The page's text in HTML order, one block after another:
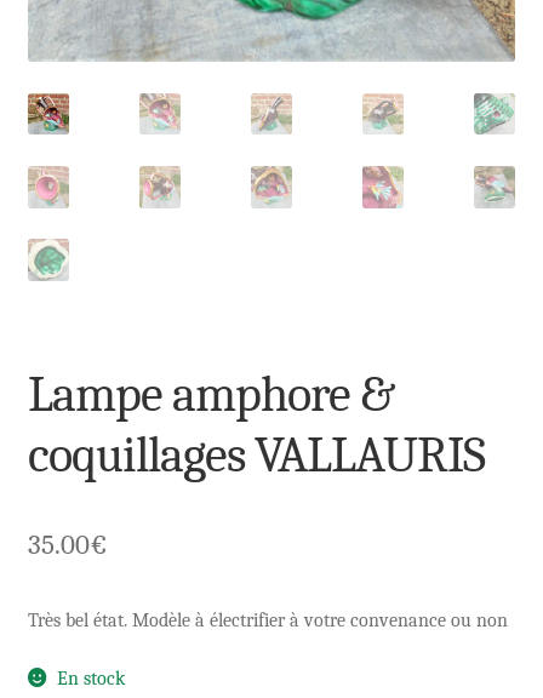
Lampe amphore &
coquillages VALLAURIS
35.00€
Très bel état. Modèle à électrifier à votre convenance ou non
En stock